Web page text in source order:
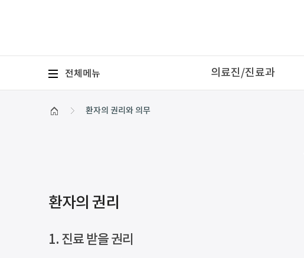
의료진/진료과
전체 메뉴
환자의 권리와 의무
환자의 권리
1. 진료 받을 권리